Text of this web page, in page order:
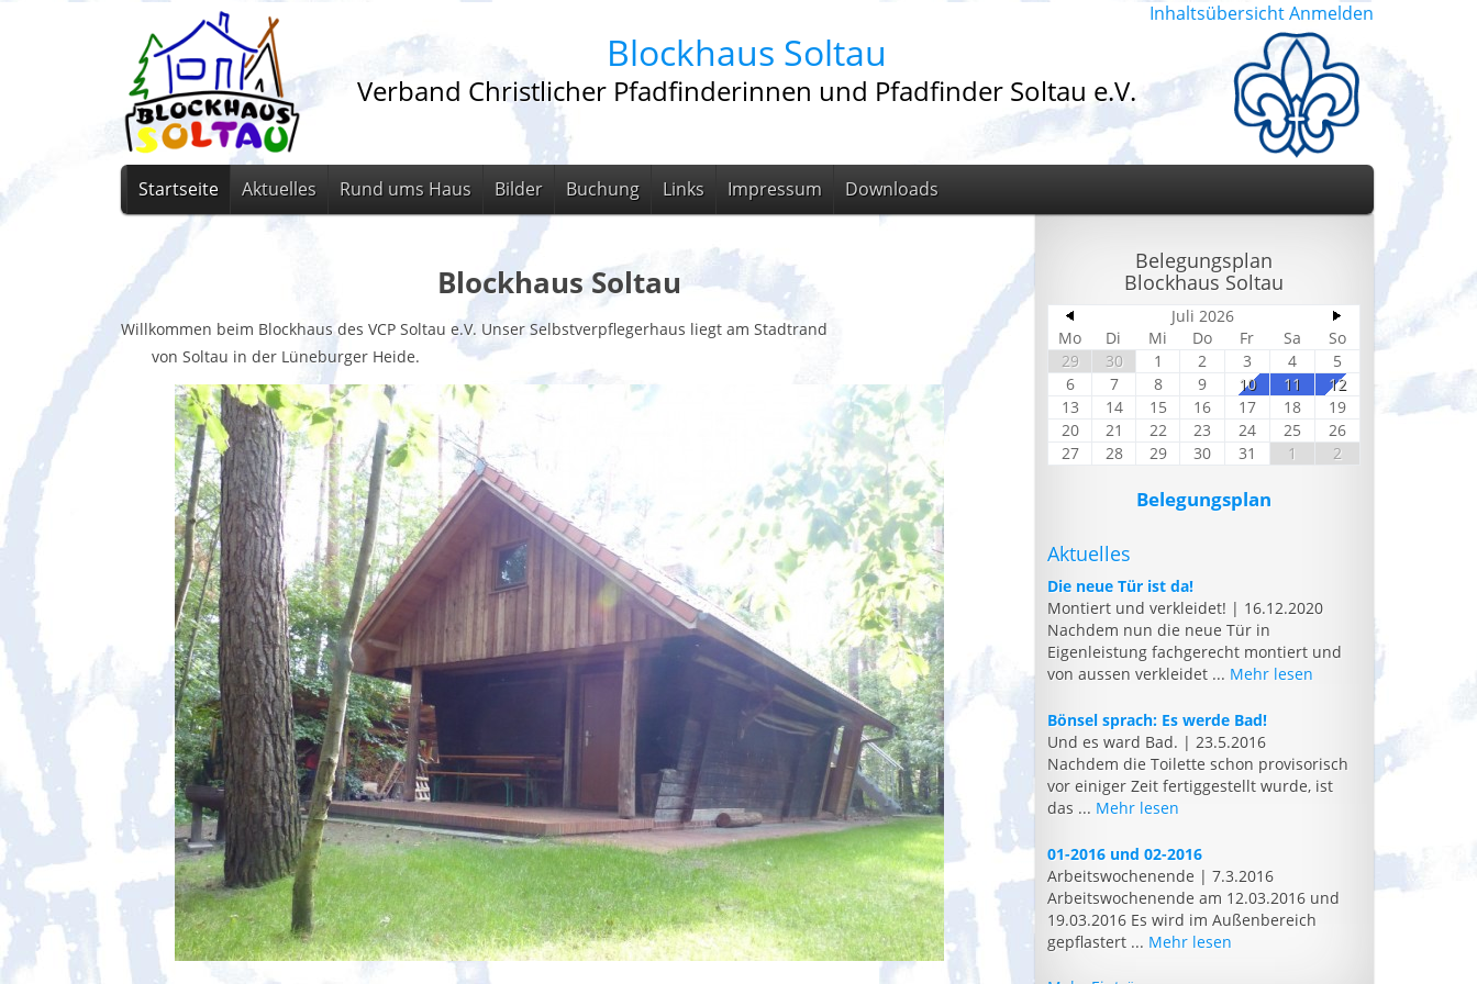
Inhaltsübersicht Anmelden
Blockhaus Soltau
Verband Christlicher Pfadfinderinnen und Pfadfinder Soltau e.V.
Startseite Aktuelles Rund ums Haus Bilder Buchung Links Impressum Downloads
Blockhaus Soltau
Willkommen beim Blockhaus des VCP Soltau e.V. Unser Selbstverpflegerhaus liegt am Stadtrand
von Soltau in der Lüneburger Heide.
Belegungsplan
Blockhaus Soltau
Juli 2026
Mo
Di Mi Do Fr Sa
So
29
30 1 2 3 4
5
6
7 8 9 10 11
12
13
14 15 16 17 18
19
20
21 22 23 24 25
26
27
28 29 30 31 1 2
Belegungsplan
Aktuelles
Die neue Tür ist da!
Montiert und verkleidet! | 16.12.2020
Nachdem nun die neue Tür in
Eigenleistung fachgerecht montiert und
von aussen verkleidet ... Mehr lesen
Bönsel sprach: Es werde Bad!
Und es ward Bad. | 23.5.2016
Nachdem die Toilette schon provisorisch
vor einiger Zeit fertiggestellt wurde, ist
das ... Mehr lesen
01-2016 und 02-2016
Arbeitswochenende |7.3.2016
Arbeitswochenende am 12.03.2016 und
19.03.2016 Es wird im Außenbereich
gepflastert ... Mehr lesen